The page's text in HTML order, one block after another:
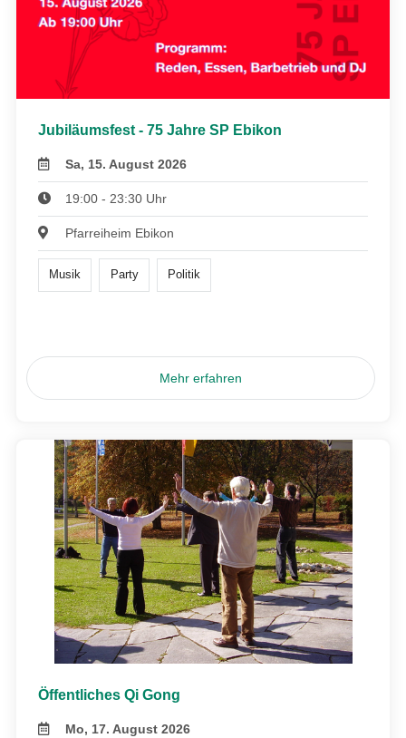
Jubiläumsfest - 75 Jahre SP Ebikon
Sa, 15. August 2026
19:00 - 23:30 Uhr
Pfarreiheim Ebikon
Musik Party Politik
Mehr erfahren
Öffentliches Qi Gong
Mo, 17. August 2026